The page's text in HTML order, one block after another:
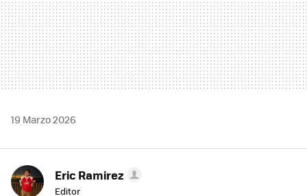
19 Marzo 2026
Eric Ramirez
Editor